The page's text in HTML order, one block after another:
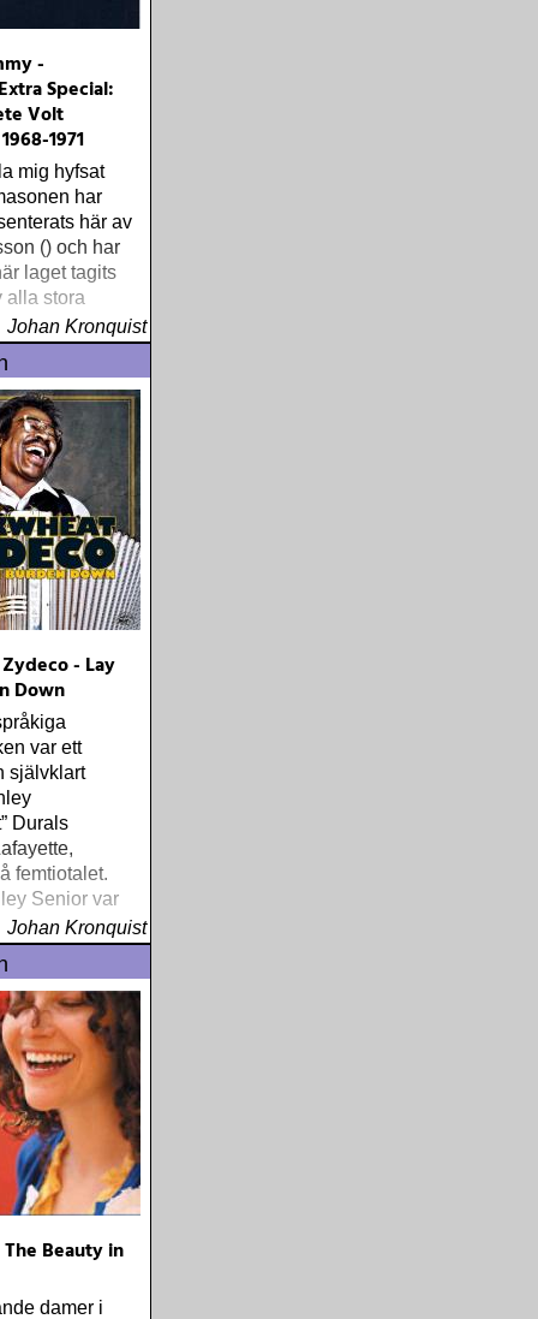
-
Special:
Volt
1971
mig hyfsat
har
här av
() och har
laget tagits
alla stora
Johan Kronquist
- Lay
Down
var ett
självklart
Durals
femtiotalet.
Senior var
gamla
och
som
Johan Kronquist
Beauty in
damer i